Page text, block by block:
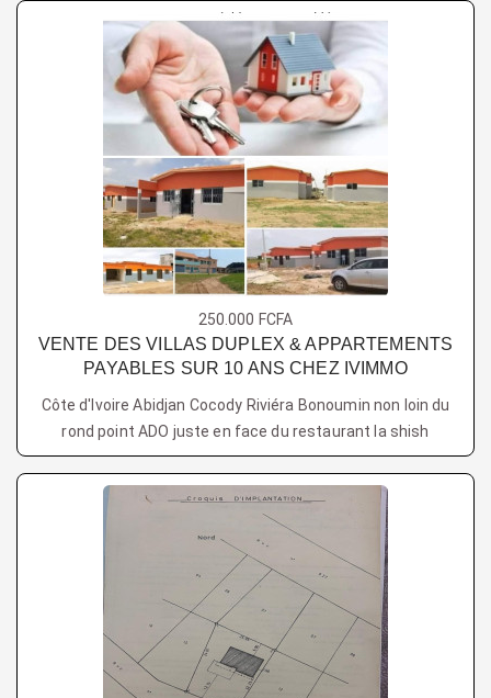
250.000 FCFA
VENTE DES VILLAS DUPLEX & APPARTEMENTS
PAYABLES SUR 10 ANS CHEZ IVIMMO
Côte d'Ivoire Abidjan Cocody Riviéra Bonoumin non loin du
rond point ADO juste en face du restaurant la shish